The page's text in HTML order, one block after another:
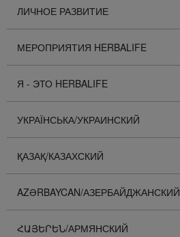
ЛИЧНОЕ РАЗВИТИЕ
МЕРОПРИЯТИЯ HERBALIFE
Я - ЭТО HERBALIFE
УКРАЇНСЬКА/УКРАИНСКИЙ
ҚАЗАҚ/КАЗАХСКИЙ
AZƏRBAYCAN/АЗЕРБАЙДЖАНСКИЙ
ՀԱՅԵՐԵՆ/АРМЯНСКИЙ